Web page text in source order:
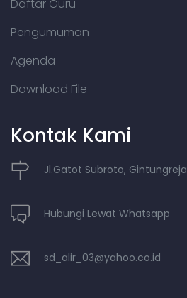
Daftar Guru
Pengumuman
Agenda
Download File
Kontak Kami
Jl.Gatot Subroto, Gintungreja
Hubungi Lewat Whatsapp
sd_alir_03@yahoo.co.id